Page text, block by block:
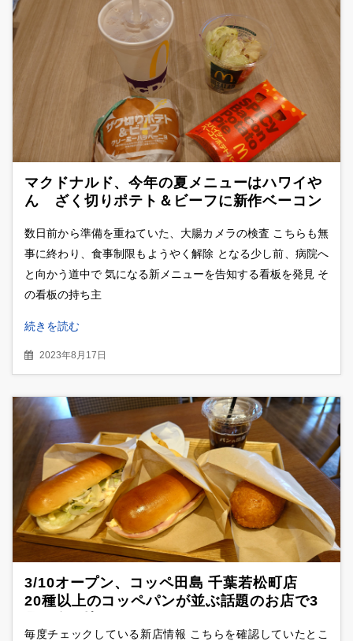
マクドナルド、今年の夏メニューはハワイや
ん ざく切りポテト＆ビーフに新作ベーコン
数日前から準備を重ねていた、大腸カメラの検査 こちらも無
事に終わり、食事制限もようやく解除 となる少し前、病院へ
と向かう道中で 気になる新メニューを告知する看板を発見 そ
の看板の持ち主
続きを読む
2023年8月17日
3/10オープン、コッペ田島 千葉若松町店
20種以上のコッペパンが並ぶ話題のお店で3
毎度チェックしている新店情報 こちらを確認していたとこ